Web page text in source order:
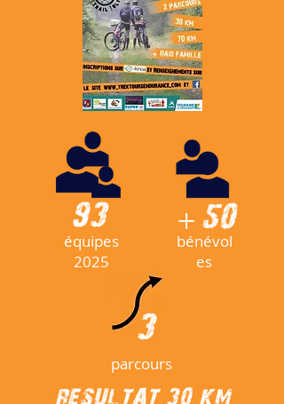
93
équipes
2025
+50
bénévol
es
3
parcours
RESULTAT 30 KM